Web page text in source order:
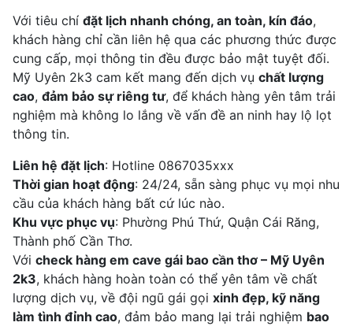
Với tiêu chí đặt lịch nhanh chóng, an toàn, kín đáo,
khách hàng chỉ cần liên hệ qua các phương thức được
cung cấp, mọi thông tin đều được bảo mật tuyệt đối.
Mỹ Uyên 2k3 cam kết mang đến dịch vụ chất lượng
cao, đảm bảo sự riêng tư, để khách hàng yên tâm trải
nghiệm mà không lo lắng về vấn đề an ninh hay lộ lọt
thông tin.
Liên hệ đặt lịch: Hotline 0867035xxx
Thời gian hoạt động: 24/24, sẵn sàng phục vụ mọi nhu
cầu của khách hàng bất cứ lúc nào.
Khu vực phục vụ: Phường Phú Thứ, Quận Cái Răng,
Thành phố Cần Thơ.
Với check hàng em cave gái bao cần thơ – Mỹ Uyên
2k3, khách hàng hoàn toàn có thể yên tâm về chất
lượng dịch vụ, về đội ngũ gái gọi xinh đẹp, kỹ năng
làm tình đỉnh cao, đảm bảo mang lại trải nghiệm bao